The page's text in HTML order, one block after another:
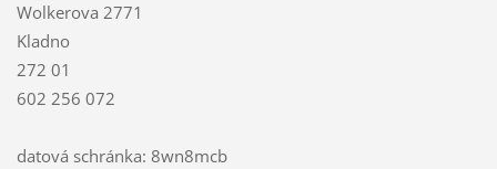
Wolkerova 2771
Kladno
272 01
602 256 072
datová schránka: 8wn8mcb